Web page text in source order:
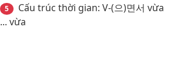
5
Cấu trúc thời gian: V-(으)면서 vừa
... vừa